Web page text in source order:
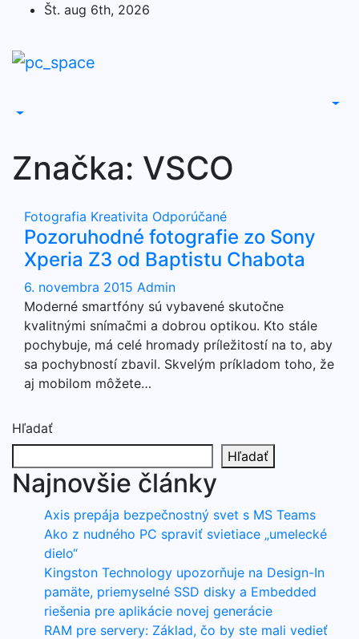
content
Št. aug 6th, 2026
Značka: VSCO
Fotografia Kreativita Odporúčané
Pozoruhodné fotografie zo Sony
Xperia Z3 od Baptistu Chabota
6. novembra 2015 Admin
Moderné smartfóny sú vybavené skutočne
kvalitnými snímačmi a dobrou optikou. Kto stále
pochybuje, má celé hromady príležitostí na to, aby
sa pochybností zbavil. Skvelým príkladom toho, že
aj mobilom môžete…
Hľadať
Hľadať
Najnovšie články
Axis prepája bezpečnostný svet s MS Teams
Ako z nudného PC spraviť svietiace „umelecké
dielo“
Kingston Technology upozorňuje na Design-In
pamäte, priemyselné SSD disky a Embedded
riešenia pre aplikácie novej generácie
RAM pre servery: Základ, čo by ste mali vedieť